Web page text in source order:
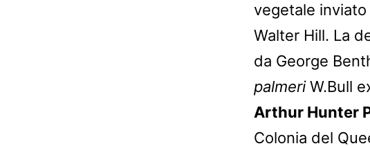
vegetale
Walter Hill. La
da George
palmeriW.Bull
Arthur Hunter
Colonia del